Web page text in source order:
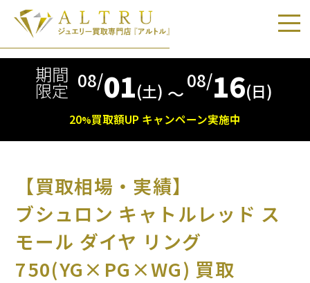
期間
限定 08/01(土) 〜
08/16(日)
20%買取額UP キャンペーン実施中
【買取相場・実績】
ブシュロン キャトルレッド ス
モール ダイヤ リング
750(YG×PG×WG) 買取